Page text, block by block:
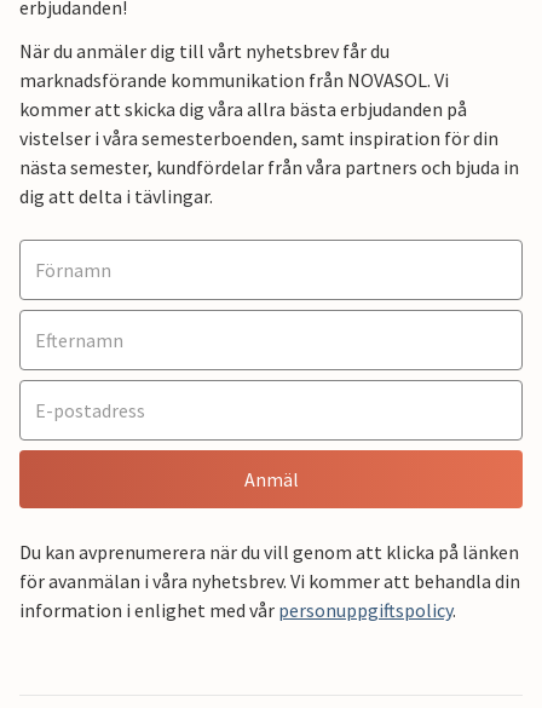
erbjudanden!
När du anmäler dig till vårt nyhetsbrev får du
marknadsförande kommunikation från NOVASOL. Vi
kommer att skicka dig våra allra bästa erbjudanden på
vistelser i våra semesterboenden, samt inspiration för din
nästa semester, kundfördelar från våra partners och bjuda in
dig att delta i tävlingar.
Anmäl
Du kan avprenumerera när du vill genom att klicka på länken
för avanmälan i våra nyhetsbrev. Vi kommer att behandla din
information i enlighet med vår personuppgiftspolicy.